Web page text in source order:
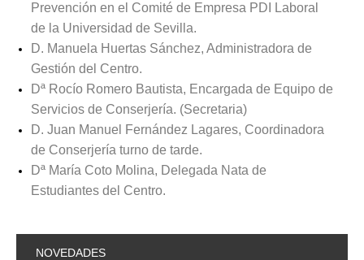
Prevención en el Comité de Empresa PDI Laboral
de la Universidad de Sevilla.
D. Manuela Huertas Sánchez, Administradora de
Gestión del Centro.
Dª Rocío Romero Bautista, Encargada de Equipo de
Servicios de Conserjería. (Secretaria)
D. Juan Manuel Fernández Lagares, Coordinadora
de Conserjería turno de tarde.
Dª María Coto Molina, Delegada Nata de
Estudiantes del Centro.
NOVEDADES